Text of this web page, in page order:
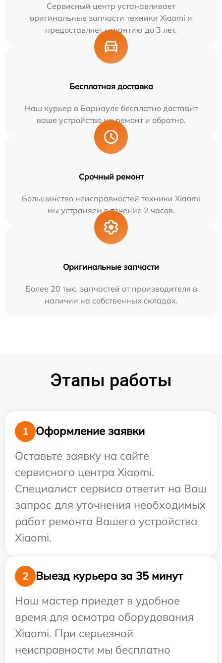
Сервисный центр устанавливает
оригинальные запчасти техники Xiaomi и
предоставляет гарантию до 3 лет.
Бесплатная доставка
Наш курьер в Барнауле бесплатно доставит
ваше устройство на ремонт и обратно.
Срочный ремонт
Большинство неисправностей техники Xiaomi
мы устраняем в течение 2 часов.
Оригинальные запчасти
Более 20 тыс. запчастей от производителя в
наличии на собственных складах.
Этапы работы
1
Оформление заявки
Оставьте заявку на сайте
сервисного центра Xiaomi.
Специалист сервиса ответит на Ваш
запрос для уточнения необходимых
работ ремонта Вашего устройства
Xiaomi.
2
Выезд курьера за 35 минут
Наш мастер приедет в удобное
время для осмотра оборудования
Xiaomi. При серьезной
неисправности мы бесплатно